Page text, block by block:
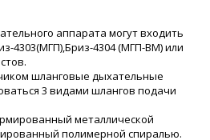
аппарата могут входить
4303(МГП),Бриз-4304 (МГП-ВМ) или
шланговые дыхательные
3 видами шлангов подачи
металлической
полимерной спиралью.